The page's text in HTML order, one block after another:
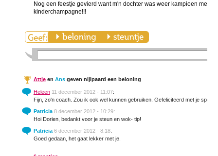
Nog een feestje gevierd want m'n dochter was weer kampioen met
kinderchampagne!!!
Attjeen Ans geven nijlpaard een beloning
Heleen 11 december 2012 - 11:07:
Fijn, zo'n coach. Zou ik ook wel kunnen gebruiken. Gefeliciteerd met je
Patricia 8 december 2012 - 10:29:
Hoi Dorien, bedankt voor je steun en wok- tip!
Patricia 6 december 2012 - 8:18:
Goed gedaan, het gaat lekker met je.